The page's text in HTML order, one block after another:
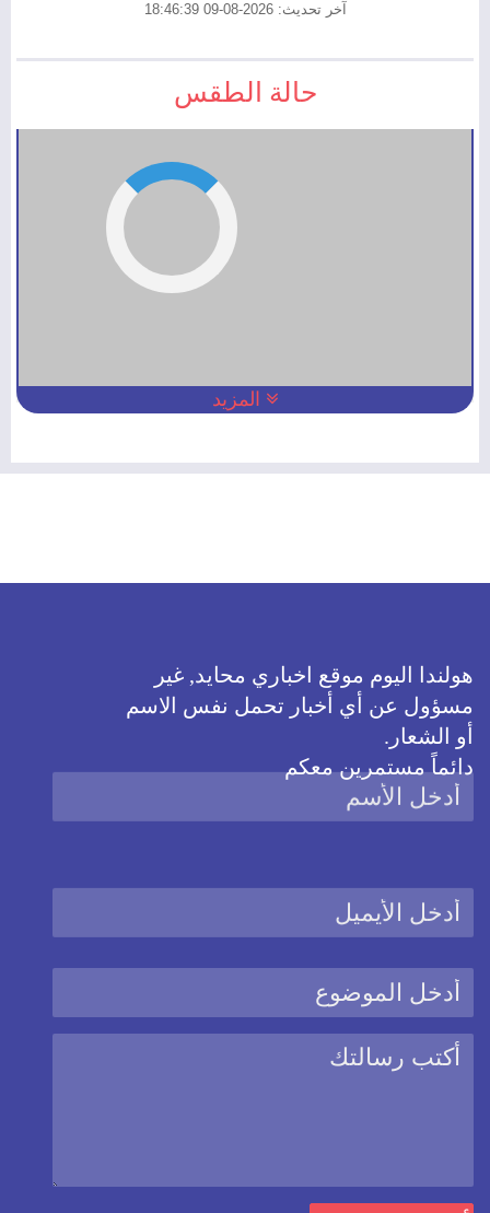
آخر تحديث: 2026-08-09 18:46:39
حالة الطقس
المزيد
هولندا اليوم موقع اخباري محايد, غير
مسؤول عن أي أخبار تحمل نفس الاسم
أو الشعار.
دائماً مستمرين معكم
يمكنك دائماً تغيير اعدادات الكوكيز على هذا الموقع عبر الذهاب الى